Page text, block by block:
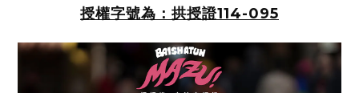
授權字號為：拱授證114-095